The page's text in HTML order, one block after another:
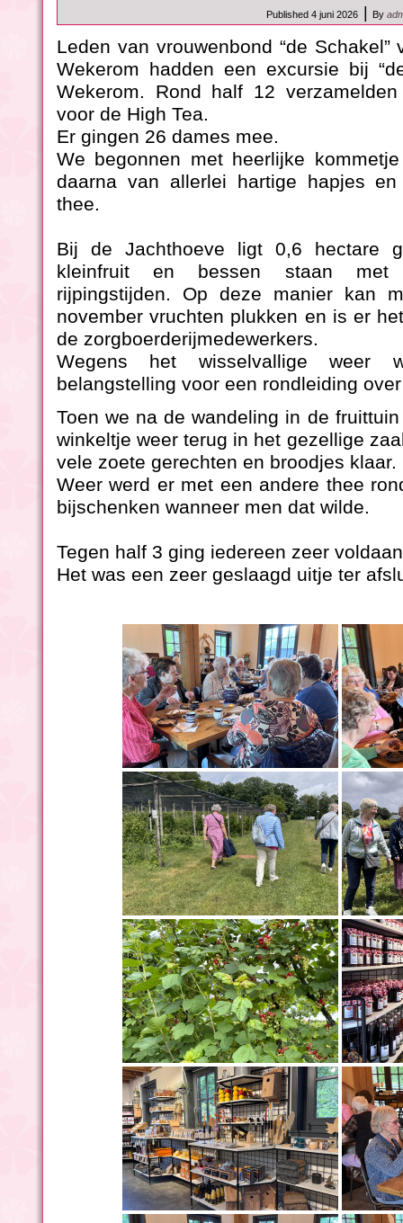
Published 4 juni 2026 By
Leden van vrouwenbond “de
Wekerom hadden een excursie bij
Wekerom. Rond half 12
voor de High Tea.
Er gingen 26 dames mee.
We begonnen met heerlijke
daarna van allerlei hartige hapjes
thee.
Bij de Jachthoeve ligt 0,6 hectare
kleinfruit en bessen staan met
rijpingstijden. Op deze manier kan
november vruchten plukken en is er
de zorgboerderijmedewerkers.
Wegens het wisselvallige weer
belangstelling voor een rondleiding
Toen we na de wandeling in de
winkeltje weer terug in het gezellige
vele zoete gerechten en broodjes klaar.
Weer werd er met een andere thee
bijschenken wanneer men dat wilde.
Tegen half 3 ging iedereen zeer
Het was een zeer geslaagd uitje ter